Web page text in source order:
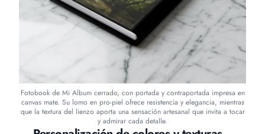
Fotobook de Mi Album cerrado, con portada y contraportada impresa en
canvas mate. Su lomo en pro-piel ofrece resistencia y elegancia, mientras
que la textura del lienzo aporta una sensación artesanal que invita a tocar
y admirar cada detalle.